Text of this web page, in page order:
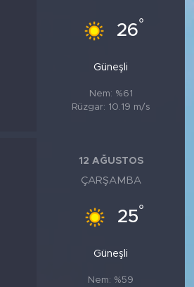
26°
Güneşli
Nem: %61
Rüzgar: 10.19 m/s
12 AĞUSTOS
ÇARŞAMBA
25°
Güneşli
Nem: %59